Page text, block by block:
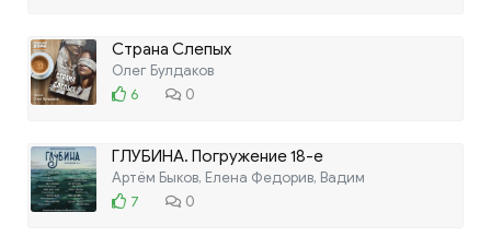
Страна Слепых
Олег Булдаков
6
0
ГЛУБИНА. Погружение 18-е
Артём Быков, Елена Федорив, Вадим
7
0